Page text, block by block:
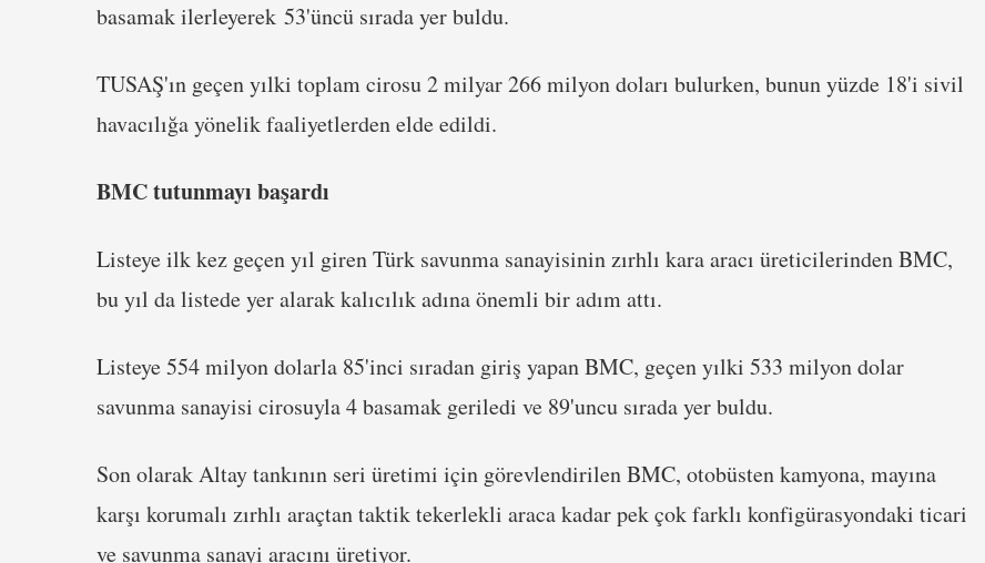
basamak ilerleyerek 53'üncü sırada yer buldu.
TUSAŞ'ın geçen yılki toplam cirosu 2 milyar 266 milyon doları bulurken, bunun yüzde 18'i sivil
havacılığa yönelik faaliyetlerden elde edildi.
BMC tutunmayı başardı
Listeye ilk kez geçen yıl giren Türk savunma sanayisinin zırhlı kara aracı üreticilerinden BMC,
bu yıl da listede yer alarak kalıcılık adına önemli bir adım attı.
Listeye 554 milyon dolarla 85'inci sıradan giriş yapan BMC, geçen yılki 533 milyon dolar
savunma sanayisi cirosuyla 4 basamak geriledi ve 89'uncu sırada yer buldu.
Son olarak Altay tankının seri üretimi için görevlendirilen BMC, otobüsten kamyona, mayına
karşı korumalı zırhlı araçtan taktik tekerlekli araca kadar pek çok farklı konfigürasyondaki ticari
ve savunma sanayi aracını üretiyor.